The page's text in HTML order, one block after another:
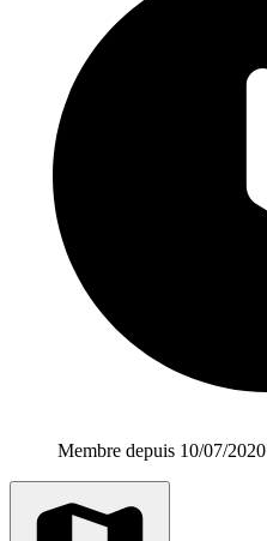
Membre depuis 10/07/2020